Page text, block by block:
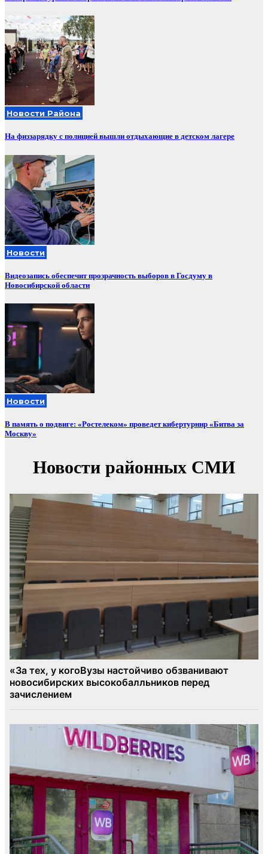
Новости Района
На физзарядку с полицией вышли отдыхающие в детском лагере
Новости
Видеозапись обеспечит прозрачность выборов в Госдуму в
Новосибирской области
Новости
В память о подвиге: «Ростелеком» проведет кибертурнир «Битва за
Москву»